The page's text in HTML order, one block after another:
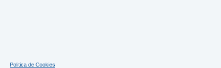
Politica de Cookies